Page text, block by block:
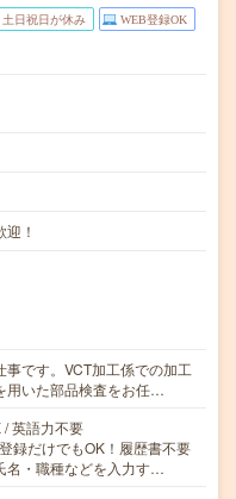
土日祝日が休み WEB登録OK
！
です。VCT加工係での加工
用いた部品検査をお任…
/ 英語力不要
録だけでもOK！履歴書不要
名・職種などを入力す…